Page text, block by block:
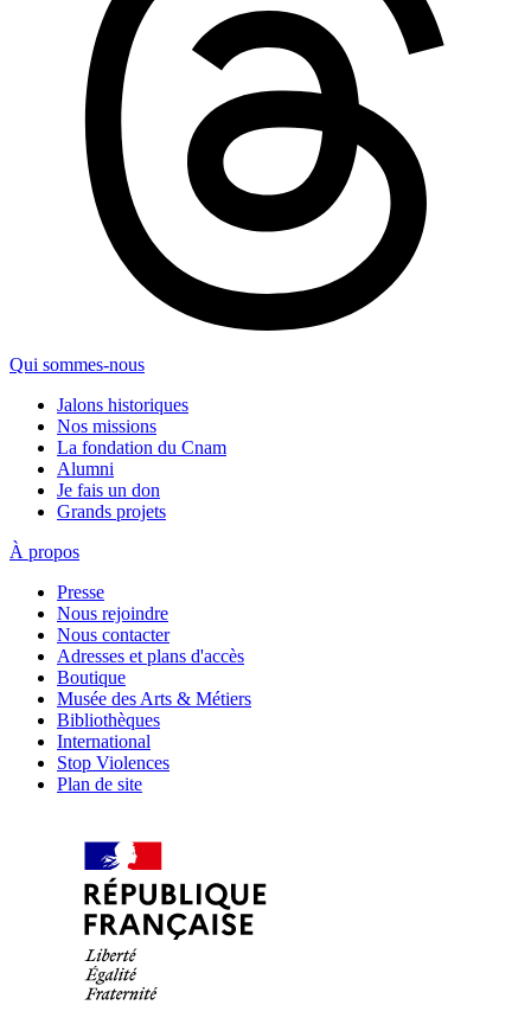
Qui sommes-nous
Jalons historiques
Nos missions
La fondation du Cnam
Alumni
Je fais un don
Grands projets
À propos
Presse
Nous rejoindre
Nous contacter
Adresses et plans d'accès
Boutique
Musée des Arts & Métiers
Bibliothèques
International
Stop Violences
Plan de site